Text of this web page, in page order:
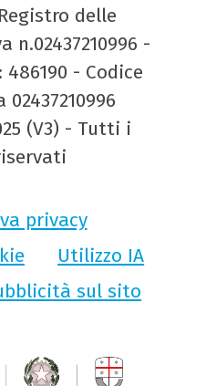
delle
n.02437210996 -
486190 - Codice
02437210996
(V3) - Tutti i
privacy
Utilizzo IA
sul sito